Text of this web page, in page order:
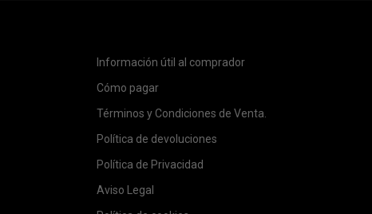
Información útil al comprador
Cómo pagar
Términos y Condiciones de Venta.
Política de devoluciones
Política de Privacidad
Aviso Legal